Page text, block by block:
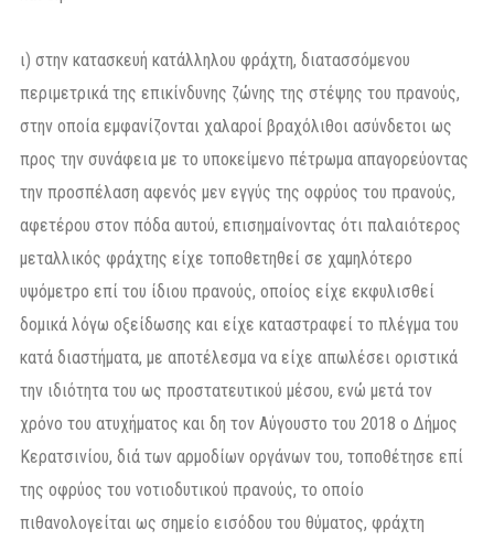
ι) στην κατασκευή κατάλληλου φράχτη, διατασσόμενου
περιμετρικά της επικίνδυνης ζώνης της στέψης του πρανούς,
στην οποία εμφανίζονται χαλαροί βραχόλιθοι ασύνδετοι ως
προς την συνάφεια με το υποκείμενο πέτρωμα απαγορεύοντας
την προσπέλαση αφενός μεν εγγύς της οφρύος του πρανούς,
αφετέρου στον πόδα αυτού, επισημαίνοντας ότι παλαιότερος
μεταλλικός φράχτης είχε τοποθετηθεί σε χαμηλότερο
υψόμετρο επί του ίδιου πρανούς, οποίος είχε εκφυλισθεί
δομικά λόγω οξείδωσης και είχε καταστραφεί το πλέγμα του
κατά διαστήματα, με αποτέλεσμα να είχε απωλέσει οριστικά
την ιδιότητα του ως προστατευτικού μέσου, ενώ μετά τον
χρόνο του ατυχήματος και δη τον Αύγουστο του 2018 ο Δήμος
Κερατσινίου, διά των αρμοδίων οργάνων του, τοποθέτησε επί
της οφρύος του νοτιοδυτικού πρανούς, το οποίο
πιθανολογείται ως σημείο εισόδου του θύματος, φράχτη